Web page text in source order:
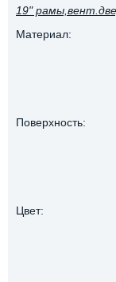
19"
Материал:
Поверхность:
Цвет: